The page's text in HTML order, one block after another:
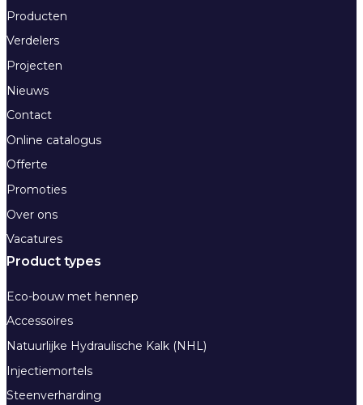
Producten
Verdelers
Projecten
Nieuws
Contact
Online catalogus
Offerte
Promoties
Over ons
Vacatures
Product types
Eco-bouw met hennep
Accessoires
Natuurlijke Hydraulische Kalk (NHL)
Injectiemortels
Steenverharding